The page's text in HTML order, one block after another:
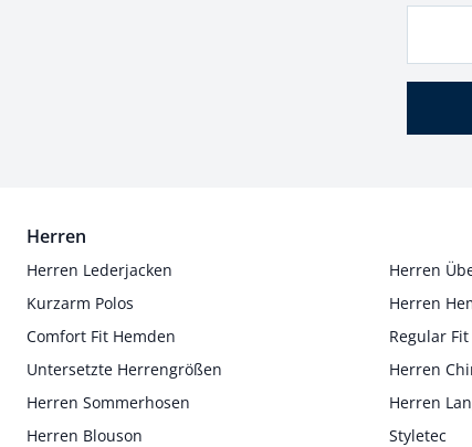
Herren
Herren Lederjacken
Herren
Kurzarm Polos
Herren
Comfort Fit Hemden
Regular
Untersetzte Herrengrößen
Herren
Herren Sommerhosen
Herren
Herren Blouson
Styletec